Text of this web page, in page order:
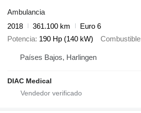
Ambulancia
2018
361.100 km
Euro 6
Potencia 190 Hp (140 kW) Combustible
Países Bajos, Harlingen
DIAC Medical